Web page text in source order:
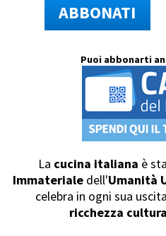
ABBONATI
Puoi abbonarti
La cucina italiana è
Immateriale dell'Umanità
celebra in ogni sua
ricchezza